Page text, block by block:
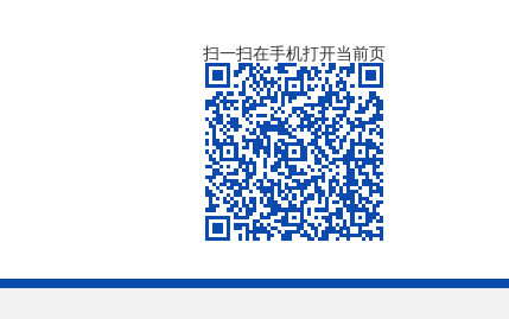
扫一扫在手机打开当前页